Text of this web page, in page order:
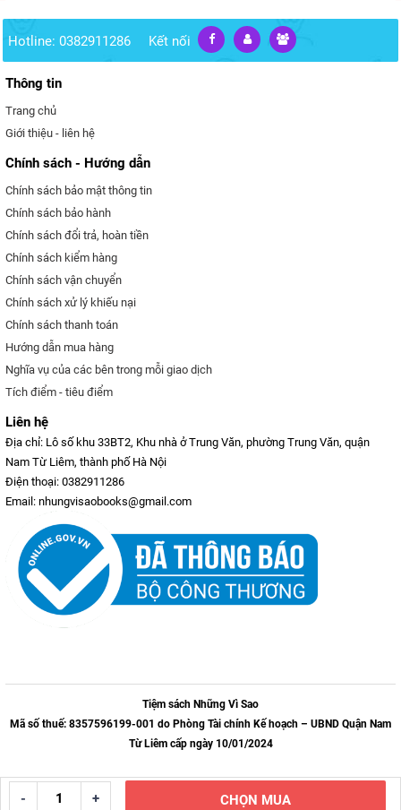
Hotline: 0382911286 Kết nối
Thông tin
Trang chủ
Giới thiệu - liên hệ
Chính sách - Hướng dẫn
Chính sách bảo mật thông tin
Chính sách bảo hành
Chính sách đổi trả, hoàn tiền
Chính sách kiểm hàng
Chính sách vận chuyển
Chính sách xử lý khiếu nại
Chính sách thanh toán
Hướng dẫn mua hàng
Nghĩa vụ của các bên trong mỗi giao dịch
Tích điểm - tiêu điểm
Liên hệ
Địa chỉ: Lô số khu 33BT2, Khu nhà ở Trung Văn, phường Trung Văn, quận
Nam Từ Liêm, thành phố Hà Nội
Điện thoại: 0382911286
Email: nhungvisaobooks@gmail.com
Tiệm sách Những Vì Sao
Mã số thuế: 8357596199-001 do Phòng Tài chính Kế hoạch – UBND Quận Nam
Từ Liêm cấp ngày 10/01/2024
- + CHỌN MUA